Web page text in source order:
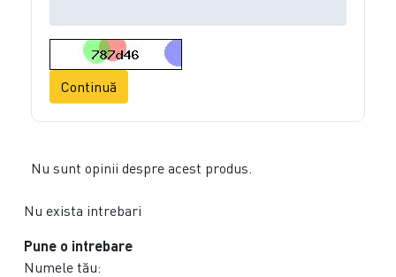
Continuă
Nu sunt opinii despre acest produs.
Nu exista intrebari
Pune o intrebare
Numele tău: